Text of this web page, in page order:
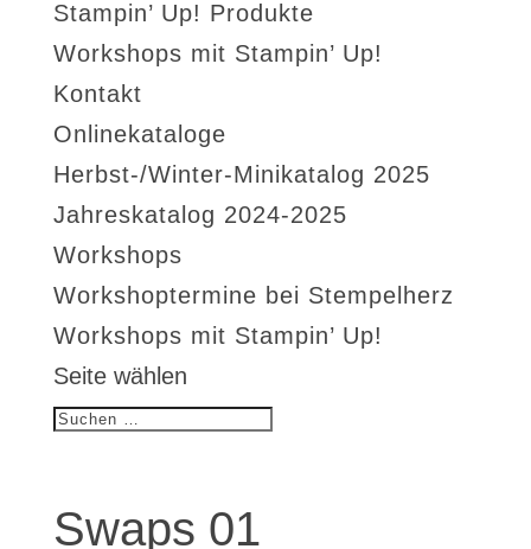
Stampin’ Up! Produkte
Workshops mit Stampin’ Up!
Kontakt
Onlinekataloge
Herbst-/Winter-Minikatalog 2025
Jahreskatalog 2024-2025
Workshops
Workshoptermine bei Stempelherz
Workshops mit Stampin’ Up!
Seite wählen
Swaps 01